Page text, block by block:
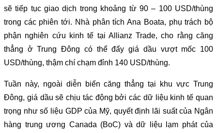
sẽ tiếp tục giao dịch trong khoảng từ 90 – 100 USD/thùng
trong các phiên tới. Nhà phân tích Ana Boata, phụ trách bộ
phận nghiên cứu kinh tế tại Allianz Trade, cho rằng căng
thẳng ở Trung Đông có thể đẩy giá dầu vượt mốc 100
USD/thùng, thậm chí chạm đỉnh 140 USD/thùng.
Tuần này, ngoài diễn biến căng thẳng tại khu vực Trung
Đông, giá dầu sẽ chịu tác động bởi các dữ liệu kinh tế quan
trọng như số liệu GDP của Mỹ, quyết định lãi suất của Ngân
hàng trung ương Canada (BoC) và dữ liệu lạm phát của